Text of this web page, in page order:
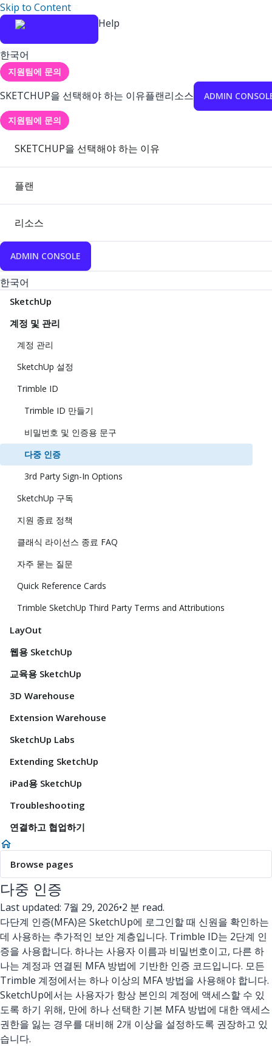
Skip to Content
Help
한국어
지원팀에 문의
SKETCHUP을 선택해야 하는 이유플랜리소스 ADMIN
지원팀에 문의
SKETCHUP을 선택해야 하는 이유
플랜
리소스
ADMIN CONSOLE
한국어
SketchUp
계정 및 관리
계정 관리
SketchUp 설정
Trimble ID
Trimble ID 만들기
비밀번호 및 인증용 문구
다중 인증
3rd Party Sign-In Options
SketchUp 구독
지원 종료 정책
클래식 라이선스 종료 FAQ
자주 묻는 질문
Quick Reference Cards
Trimble SketchUp Third Party Terms and Attributions
LayOut
웹용 SketchUp
교육용 SketchUp
3D Warehouse
Extension Warehouse
SketchUp Labs
Extending SketchUp
iPad용 SketchUp
Troubleshooting
연결하고 협업하기
Browse pages
다중 인증
Last updated: 7월 29, 2026•2 분 read.
다단계 인증(MFA)은 SketchUp에 로그인할 때 신원을 확인하는
데 사용하는 추가적인 보안 계층입니다. Trimble ID는 2단계 인
증을 사용합니다. 하나는 사용자 이름과 비밀번호이고, 다른 하
나는 계정과 연결된 MFA 방법에 기반한 인증 코드입니다. 모든
Trimble 계정에서는 하나 이상의 MFA 방법을 사용해야 합니다.
SketchUp에서는 사용자가 항상 본인의 계정에 액세스할 수 있
도록 하기 위해, 만에 하나 선택한 기본 MFA 방법에 대한 액세스
권한을 잃는 경우를 대비해 2개 이상을 설정하도록 권장하고 있
습니다.